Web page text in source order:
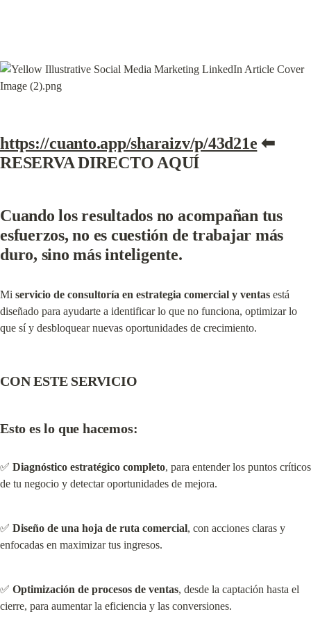
https://cuanto.app/sharaizv/p/43d21e ⬅
RESERVA DIRECTO AQUÍ
Cuando los resultados no acompañan tus
esfuerzos, no es cuestión de trabajar más
duro, sino más inteligente.
Mi servicio de consultoría en estrategia comercial y ventas está
diseñado para ayudarte a identificar lo que no funciona, optimizar lo
que sí y desbloquear nuevas oportunidades de crecimiento.
CON ESTE SERVICIO
Esto es lo que hacemos:
✅ Diagnóstico estratégico completo, para entender los puntos críticos
de tu negocio y detectar oportunidades de mejora.
✅ Diseño de una hoja de ruta comercial, con acciones claras y
enfocadas en maximizar tus ingresos.
✅ Optimización de procesos de ventas, desde la captación hasta el
cierre, para aumentar la eficiencia y las conversiones.